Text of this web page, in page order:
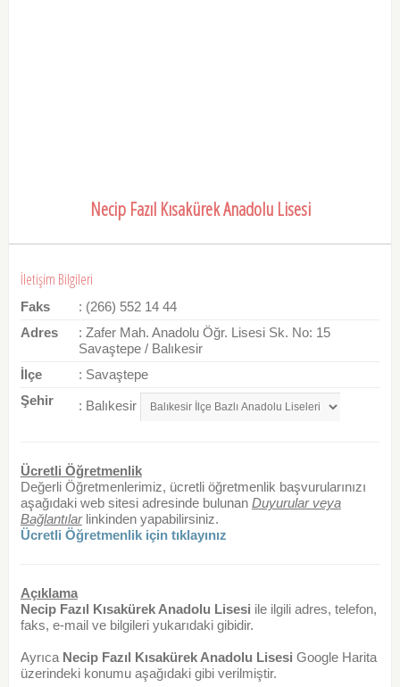
Necip Fazıl Kısakürek Anadolu Lisesi
İletişim Bilgileri
Faks
: (266) 552 14 44
Adres
: Zafer Mah. Anadolu Öğr. Lisesi Sk. No: 15
Savaştepe / Balıkesir
İlçe
: Savaştepe
Şehir
: Balıkesir
Ücretli Öğretmenlik
Değerli Öğretmenlerimiz, ücretli öğretmenlik başvurularınızı
aşağıdaki web sitesi adresinde bulunan Duyurular veya
Bağlantılarlinkinden yapabilirsiniz.
Ücretli Öğretmenlik için tıklayınız
Açıklama
Necip Fazıl Kısakürek Anadolu Lisesi ile ilgili adres, telefon,
faks, e-mail ve bilgileri yukarıdaki gibidir.
Ayrıca Necip Fazıl Kısakürek Anadolu Lisesi Google Harita
üzerindeki konumu aşağıdaki gibi verilmiştir.